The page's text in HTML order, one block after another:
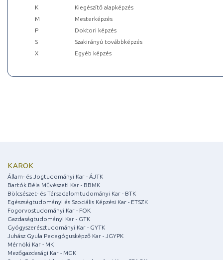
K
Kiegészítő alapképzés
M
Mesterképzés
P
Doktori képzés
S
Szakirányú továbbképzés
X
Egyéb képzés
KAROK
Állam- és Jogtudományi Kar - ÁJTK
Bartók Béla Művészeti Kar - BBMK
Bölcsészet- és Társadalomtudományi Kar - BTK
Egészségtudományi és Szociális Képzési Kar - ETSZK
Fogorvostudományi Kar - FOK
Gazdaságtudományi Kar - GTK
Gyógyszerésztudományi Kar - GYTK
Juhász Gyula Pedagógusképző Kar - JGYPK
Mérnöki Kar - MK
Mezőgazdasági Kar - MGK